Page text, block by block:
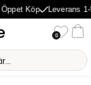
Leverans 1-5
0